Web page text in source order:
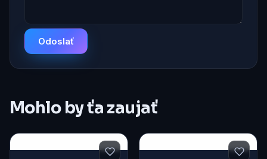
Odoslať
Mohlo by ťa zaujať